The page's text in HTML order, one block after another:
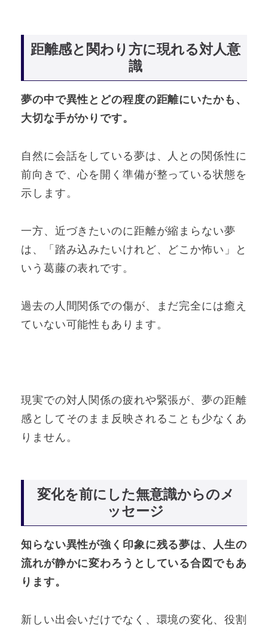
距離感と関わり方に現れる対人意
識
夢の中で異性とどの程度の距離にいたかも、
大切な手がかりです。
自然に会話をしている夢は、人との関係性に
前向きで、心を開く準備が整っている状態を
示します。
一方、近づきたいのに距離が縮まらない夢
は、「踏み込みたいけれど、どこか怖い」と
いう葛藤の表れです。
過去の人間関係での傷が、まだ完全には癒え
ていない可能性もあります。
現実での対人関係の疲れや緊張が、夢の距離
感としてそのまま反映されることも少なくあ
りません。
変化を前にした無意識からのメ
ッセージ
知らない異性が強く印象に残る夢は、人生の
流れが静かに変わろうとしている合図でもあ
ります。
新しい出会いだけでなく、環境の変化、役割